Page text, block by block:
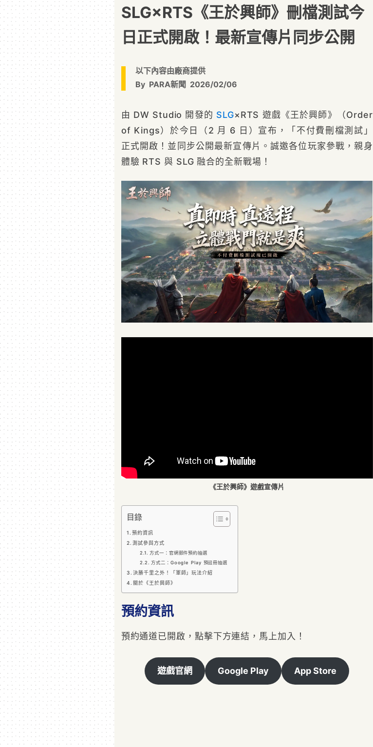
SLG×RTS《王於興師》刪檔測試今
日正式開啟！最新宣傳片同步公開
以下內容由廠商提供
By PARA新聞 2026/02/06
由 DW Studio 開發的 SLG×RTS 遊戲《王於興師》（Order
of Kings）於今日（2 月 6 日）宣布，「不付費刪檔測試」
正式開啟！並同步公開最新宣傳片。誠邀各位玩家參戰，親身
體驗 RTS 與 SLG 融合的全新戰場！
《王於興師》遊戲宣傳片
目錄
預約資訊
測試參與方式
方式一：官網郵件預約抽選
方式二：Google Play 預註冊抽選
決勝千里之外！「軍師」玩法介紹
關於《王於興師》
預約資訊
預約通道已開啟，點擊下方連結，馬上加入！
遊戲官網 Google Play App Store